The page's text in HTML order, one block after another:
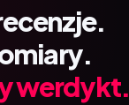
werdykt.